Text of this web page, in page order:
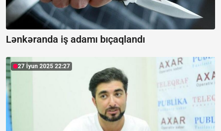
Lənkəranda iş adamı bıçaqlandı
27 İyun 2025 22:27